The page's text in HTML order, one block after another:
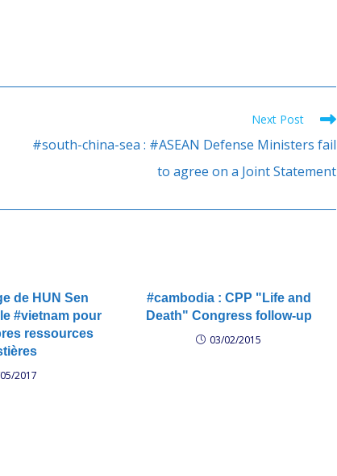
Next Post
#south-china-sea : #ASEAN Defense Ministers fail
to agree on a Joint Statement
de HUN Sen
#vietnam pour
ressources
2017
#cambodia : CPP "Life and
Death" Congress follow-up
03/02/2015